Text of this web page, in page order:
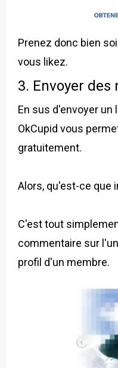
Prenez donc bien
vous likez.
3. Envoyer
En sus d'envoyer un
OkCupid vous
gratuitement.
Alors, qu'est-ce que
C'est tout
commentaire sur
profil d'un membre.